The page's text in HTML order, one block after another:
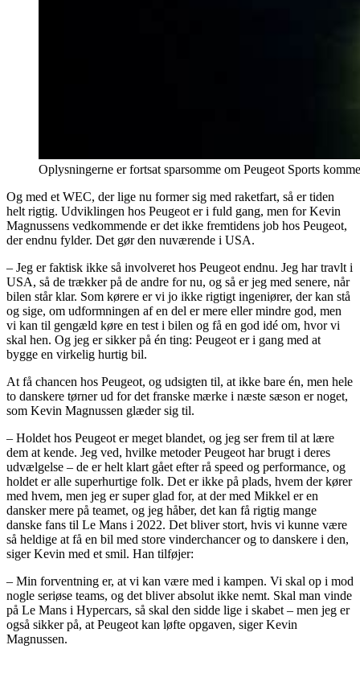
Oplysningerne er fortsat sparsomme om Peugeot Sports
Og med et WEC, der lige nu former sig med raketfart, så er tiden
helt rigtig. Udviklingen hos Peugeot er i fuld gang, men for Kevin
Magnussens vedkommende er det ikke fremtidens job hos Peugeot,
der endnu fylder. Det gør den nuværende i USA.
– Jeg er faktisk ikke så involveret hos Peugeot endnu. Jeg har travlt i
USA, så de trækker på de andre for nu, og så er jeg med senere, når
bilen står klar. Som kørere er vi jo ikke rigtigt ingeniører, der kan stå
og sige, om udformningen af en del er mere eller mindre god, men
vi kan til gengæld køre en test i bilen og få en god idé om, hvor vi
skal hen. Og jeg er sikker på én ting: Peugeot er i gang med at
bygge en virkelig hurtig bil.
At få chancen hos Peugeot, og udsigten til, at ikke bare én, men hele
to danskere tørner ud for det franske mærke i næste sæson er noget,
som Kevin Magnussen glæder sig til.
– Holdet hos Peugeot er meget blandet, og jeg ser frem til at lære
dem at kende. Jeg ved, hvilke metoder Peugeot har brugt i deres
udvælgelse – de er helt klart gået efter rå speed og performance, og
holdet er alle superhurtige folk. Det er ikke på plads, hvem der kører
med hvem, men jeg er super glad for, at der med Mikkel er en
dansker mere på teamet, og jeg håber, det kan få rigtig mange
danske fans til Le Mans i 2022. Det bliver stort, hvis vi kunne være
så heldige at få en bil med store vinderchancer og to danskere i den,
siger Kevin med et smil. Han tilføjer:
– Min forventning er, at vi kan være med i kampen. Vi skal op i mod
nogle seriøse teams, og det bliver absolut ikke nemt. Skal man vinde
på Le Mans i Hypercars, så skal den sidde lige i skabet – men jeg er
også sikker på, at Peugeot kan løfte opgaven, siger Kevin
Magnussen.